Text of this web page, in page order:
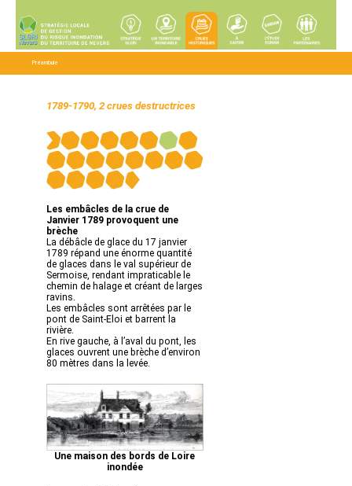
Préambule
1789-1790, 2 crues destructrices
Les embâcles de la crue de
Janvier 1789 provoquent une
brèche
La débâcle de glace du 17 janvier
1789 répand une énorme quantité
de glaces dans le val supérieur de
Sermoise, rendant impraticable le
chemin de halage et créant de larges
ravins.
Les embâcles sont arrêtées par le
pont de Saint-Eloi et barrent la
rivière.
En rive gauche, à l’aval du pont, les
glaces ouvrent une brèche d’environ
80 mètres dans la levée.
Une maison des bords de Loire
inondée